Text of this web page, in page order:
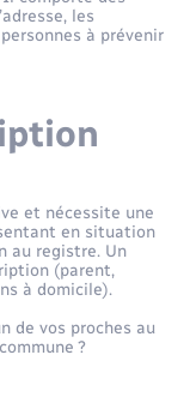
de l’espace
les
à prévenir
et nécessite une
en situation
au registre. Un
(parent,
à domicile).
de vos proches au
?